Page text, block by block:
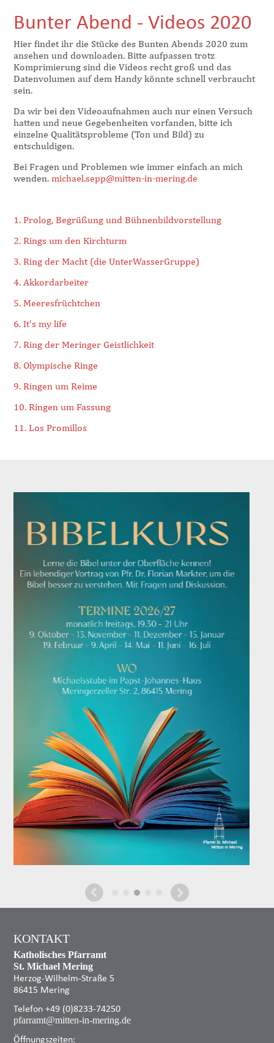
Bunter Abend - Videos 2020
Hier findet ihr die Stücke des Bunten Abends 2020 zum
ansehen und downloaden. Bitte aufpassen trotz
Komprimierung sind die Videos recht groß und das
Datenvolumen auf dem Handy könnte schnell verbraucht
sein.
Da wir bei den Videoaufnahmen auch nur einen Versuch
hatten und neue Gegebenheiten vorfanden, bitte ich
einzelne Qualitätsprobleme (Ton und Bild) zu
entschuldigen.
Bei Fragen und Problemen wie immer einfach an mich
wenden.michael.sepp@mitten-in-mering.de
1. Prolog, Begrüßung und Bühnenbildvorstellung
2. Rings um den Kirchturm
3. Ring der Macht (die UnterWasserGruppe)
4. Akkordarbeiter
5. Meeresfrüchtchen
6. It's my life
7. Ring der Meringer Geistlichkeit
8. Olympische Ringe
9. Ringen um Reime
10. Ringen um Fassung
11. Los Promillos
KONTAKT
Katholisches Pfarramt
St. Michael Mering
Herzog-Wilhelm-Straße 5
86415 Mering
Telefon +49 (0)8233-74250
pfarramt@mitten-in-mering.de
Öffnungszeiten: